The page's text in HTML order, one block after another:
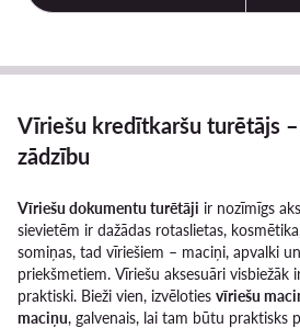
Vīriešu kredītkaršu turētājs
zādzību
Vīriešu dokumentu turētāji ir nozīmīgs
sievietēm ir dažādas rotaslietas,
somiņas, tad vīriešiem – maciņi, apvalki
priekšmetiem. Vīriešu aksesuāri visbiežāk
praktiski. Bieži vien, izvēloties vīriešu
maciņu, galvenais, lai tam būtu praktisks